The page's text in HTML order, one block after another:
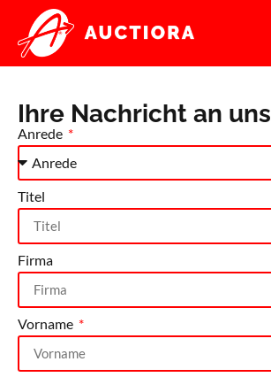
Ihre Nachricht an uns
Anrede
Titel
Firma
Vorname